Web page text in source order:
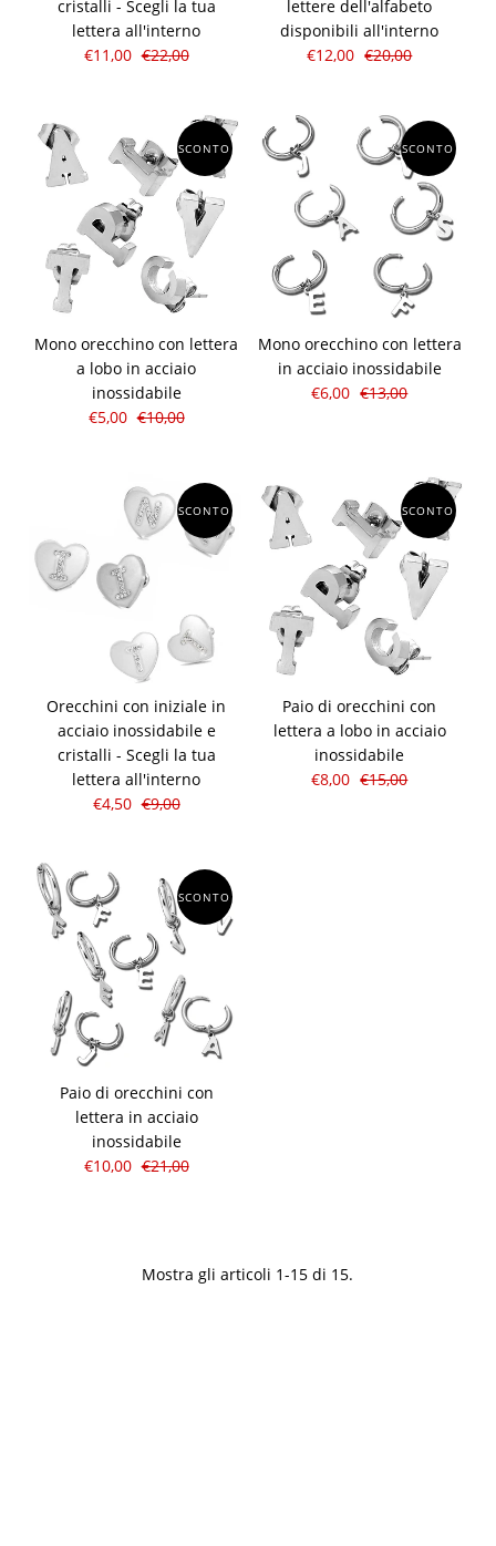
cristalli - Scegli la tua
lettera all'interno
€11,00 €22,00
lettere dell'alfabeto
disponibili all'interno
€12,00 €20,00
SCONTO
Mono orecchino con lettera
a lobo in acciaio
inossidabile
€5,00 €10,00
SCONTO
Mono orecchino con lettera
in acciaio inossidabile
€6,00 €13,00
SCONTO
Orecchini con iniziale in
acciaio inossidabile e
cristalli - Scegli la tua
lettera all'interno
€4,50 €9,00
SCONTO
Paio di orecchini con
lettera a lobo in acciaio
inossidabile
€8,00 €15,00
SCONTO
Paio di orecchini con
lettera in acciaio
inossidabile
€10,00 €21,00
Mostra gli articoli 1-15 di 15.